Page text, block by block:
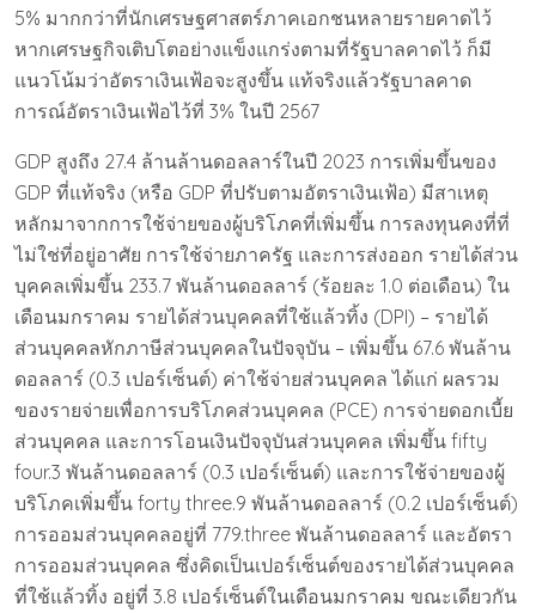
5% มากกว่าที่นักเศรษฐศาสตร์ภาคเอกชนหลายรายคาดไว้
หากเศรษฐกิจเติบโตอย่างแข็งแกร่งตามที่รัฐบาลคาดไว้ ก็มี
แนวโน้มว่าอัตราเงินเฟ้อจะสูงขึ้น แท้จริงแล้วรัฐบาลคาด
การณ์อัตราเงินเฟ้อไว้ที่ 3% ในปี 2567
GDP สูงถึง 27.4 ล้านล้านดอลลาร์ในปี 2023 การเพิ่มขึ้นของ
GDP ที่แท้จริง (หรือ GDP ที่ปรับตามอัตราเงินเฟ้อ) มีสาเหตุ
หลักมาจากการใช้จ่ายของผู้บริโภคที่เพิ่มขึ้น การลงทุนคงที่ที่
ไม่ใช่ที่อยู่อาศัย การใช้จ่ายภาครัฐ และการส่งออก รายได้ส่วน
บุคคลเพิ่มขึ้น 233.7 พันล้านดอลลาร์ (ร้อยละ 1.0 ต่อเดือน) ใน
เดือนมกราคม รายได้ส่วนบุคคลที่ใช้แล้วทิ้ง (DPI) – รายได้
ส่วนบุคคลหักภาษีส่วนบุคคลในปัจจุบัน – เพิ่มขึ้น 67.6 พันล้าน
ดอลลาร์ (0.3 เปอร์เซ็นต์) ค่าใช้จ่ายส่วนบุคคล ได้แก่ ผลรวม
ของรายจ่ายเพื่อการบริโภคส่วนบุคคล (PCE) การจ่ายดอกเบี้ย
ส่วนบุคคล และการโอนเงินปัจจุบันส่วนบุคคล เพิ่มขึ้น fifty
four.3 พันล้านดอลลาร์ (0.3 เปอร์เซ็นต์) และการใช้จ่ายของผู้
บริโภคเพิ่มขึ้น forty three.9 พันล้านดอลลาร์ (0.2 เปอร์เซ็นต์)
การออมส่วนบุคคลอยู่ที่ 779.three พันล้านดอลลาร์ และอัตรา
การออมส่วนบุคคล ซึ่งคิดเป็นเปอร์เซ็นต์ของรายได้ส่วนบุคคล
ที่ใช้แล้วทิ้ง อยู่ที่ 3.8 เปอร์เซ็นต์ในเดือนมกราคม ขณะเดียวกัน